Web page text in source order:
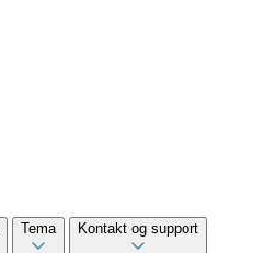
Tema Kontakt og support